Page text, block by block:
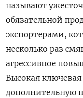
называют
обязательной
экспортерами,
несколько раз
агрессивное
Высокая ключевая
дополнительную